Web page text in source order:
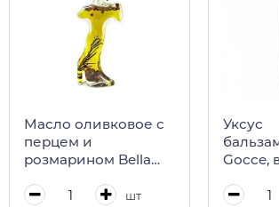
Масло оливковое с
перцем и
розмарином Bella
шт
Уксус
Gocce,